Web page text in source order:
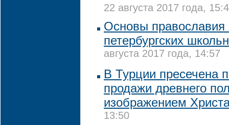
22 августа 2017 года,
Основы
петербургских
августа 2017 года, 14:57
В Турции пресечена
продажи древнего
изображением
13:50